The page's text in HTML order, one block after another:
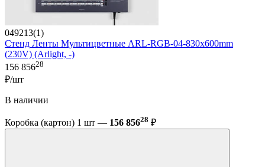
049213(1)
Стенд Ленты Мультицветные ARL-RGB-04-830x600mm
(230V) (Arlight, -)
156 85628
₽/шт
В наличии
Коробка (картон) 1 шт — 156 85628 ₽